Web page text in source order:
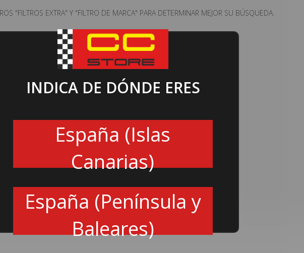
INDICA DE DÓNDE ERES
España (Islas
Canarias)
España (Península y
Baleares)
"FILTROS EXTRA" Y "FILTRO DE MARCA" PARA DETERMINAR MEJOR SU BÚSQUEDA.
No se han encontrado resultados